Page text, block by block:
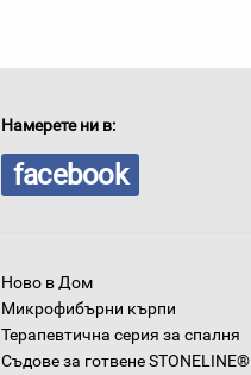
Намерете ни в:
facebook
Ново в Дом
Микрофибърни кърпи
Терапевтична серия за спалня
Съдове за готвене STONELINE®